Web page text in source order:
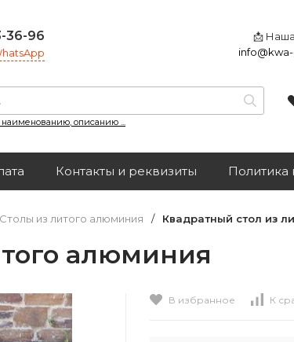
36-96
📩
наименованию, описанию ...
Контакты и реквизиты Политика
Столы из литого алюминия / Квадратный стол из
алюминия
В избранное К